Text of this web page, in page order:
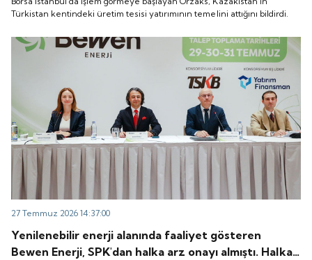
Türkistan kentindeki üretim tesisi yatırımının temelini attığını bildirdi.
27 Temmuz 2026 14:37:00
Yenilenebilir enerji alanında faaliyet gösteren
Bewen Enerji, SPK'dan halka arz onayı almıştı. Halka